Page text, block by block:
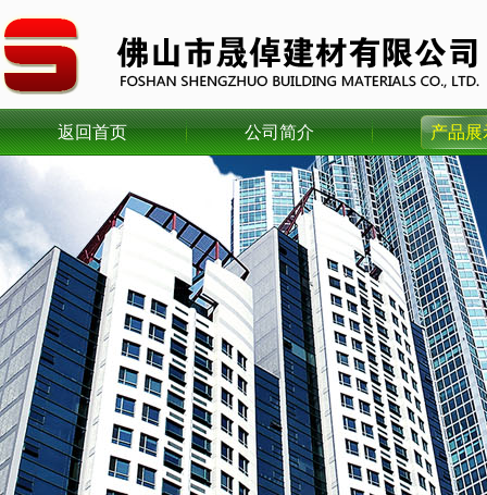
返回首页 公司简介 产品展